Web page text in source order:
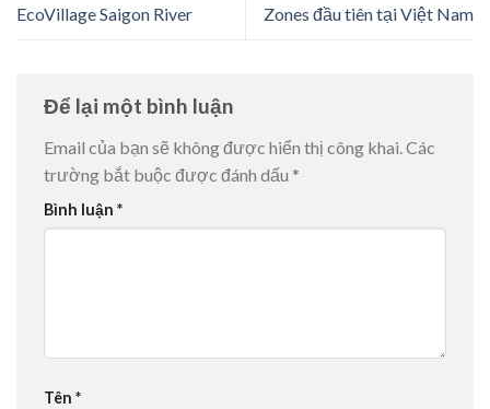
EcoVillage Saigon River
Zones đầu tiên tại Việt Nam
Để lại một bình luận
Email của bạn sẽ không được hiển thị công khai. Các
trường bắt buộc được đánh dấu *
Bình luận *
Tên *